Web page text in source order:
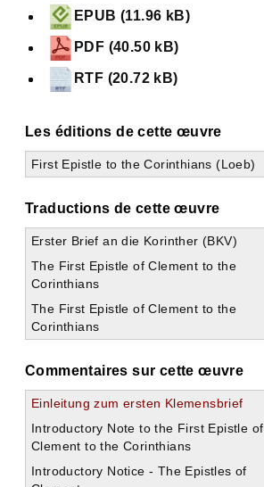
EPUB (11.96 kB)
PDF (40.50 kB)
RTF (20.72 kB)
Les éditions de cette œuvre
First Epistle to the Corinthians (Loeb)
Traductions de cette œuvre
Erster Brief an die Korinther (BKV)
The First Epistle of Clement to the
Corinthians
The First Epistle of Clement to the
Corinthians
Commentaires sur cette œuvre
Einleitung zum ersten Klemensbrief
Introductory Note to the First Epistle of
Clement to the Corinthians
Introductory Notice - The Epistles of